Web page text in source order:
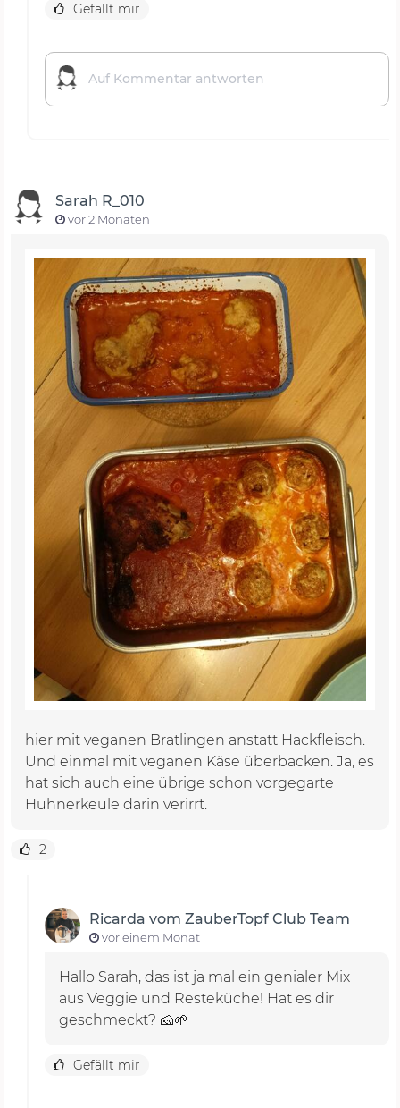
Gefällt mir
Sarah R_010
vor 2 Monaten
hier mit veganen Bratlingen anstatt Hackfleisch.
Und einmal mit veganen Käse überbacken. Ja, es
hat sich auch eine übrige schon vorgegarte
Hühnerkeule darin verirrt.
2
Ricarda vom ZauberTopf Club Team
vor einem Monat
Hallo Sarah, das ist ja mal ein genialer Mix
aus Veggie und Resteküche! Hat es dir
geschmeckt? 🧀🌱
Gefällt mir